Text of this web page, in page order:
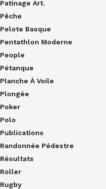
Patinage Art.
Pêche
Pelote Basque
Pentathlon Moderne
People
Pétanque
Planche À Voile
Plongée
Poker
Polo
Publications
Randonnée Pédestre
Résultats
Roller
Rugby